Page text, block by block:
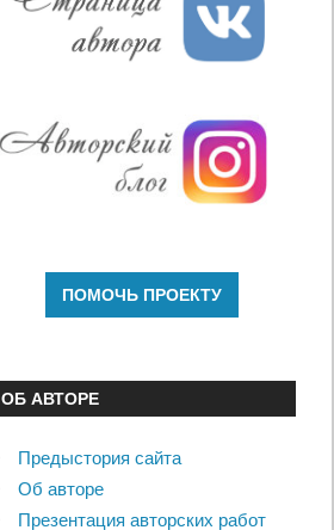
ОБ АВТОРЕ
Предыстория сайта
Об авторе
Презентация авторских работ